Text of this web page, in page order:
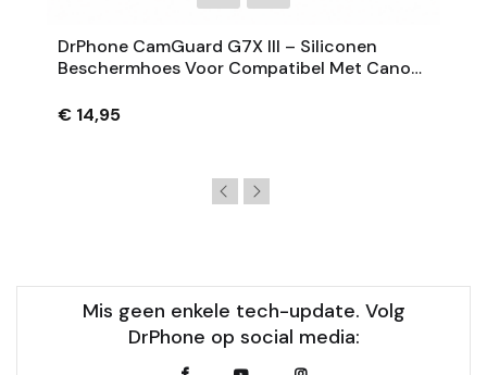
DrPhone CamGuard G7X III – Siliconen
Beschermhoes Voor Compatibel Met Canon
€ 14,95
Mis geen enkele tech-update. Volg
DrPhone op social media: